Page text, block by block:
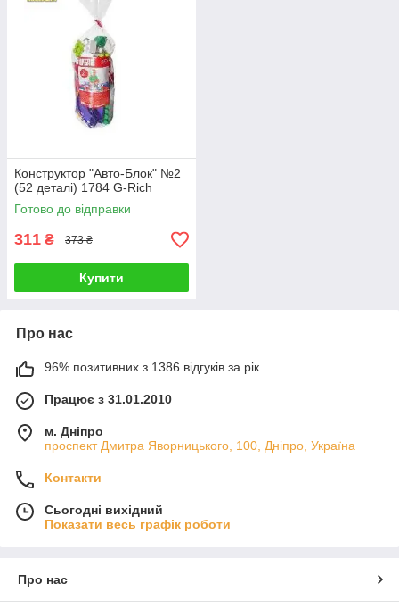
Конструктор "Авто-Блок" №2
(52 деталі) 1784 G-Rich
Готово до відправки
311 ₴ 373 ₴
Купити
Про нас
96% позитивних з 1386 відгуків за рік
Працює з 31.01.2010
м. Дніпро
проспект Дмитра Яворницького, 100, Дніпро, Україна
Контакти
Сьогодні вихідний
Показати весь графік роботи
Про нас